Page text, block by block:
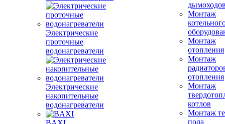
Электрические
проточные
водонагреватели
Электрические
накопительные
водонагреватели
Монтаж
Монтаж
отопления
Монтаж
отопления
Монтаж
котлов
Монтаж
пола